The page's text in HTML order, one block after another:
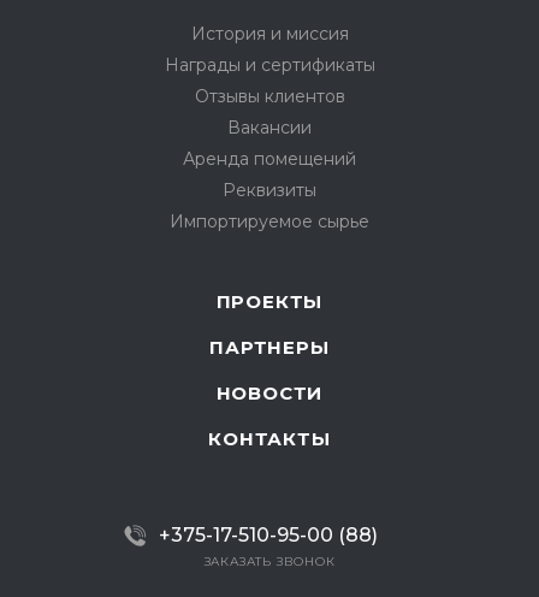
История и миссия
Награды и сертификаты
Отзывы клиентов
Вакансии
Аренда помещений
Реквизиты
Импортируемое сырье
ПРОЕКТЫ
ПАРТНЕРЫ
НОВОСТИ
КОНТАКТЫ
+375-17-510-95-00 (88)
ЗАКАЗАТЬ ЗВОНОК